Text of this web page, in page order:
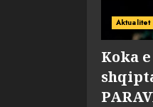
Aktualitet
Koka